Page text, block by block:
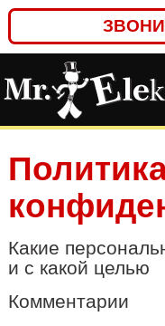
Какие
и с какой целью
Комментарии